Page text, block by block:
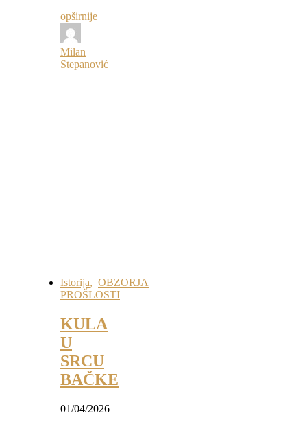
opširnije
Milan
Stepanović
Istorija, OBZORJA
PROŠLOSTI
KULA
U
SRCU
BAČKE
01/04/2026